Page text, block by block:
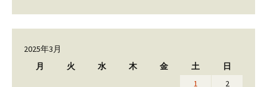
2025年3月
月
火 水 木 金 土 日
1
2